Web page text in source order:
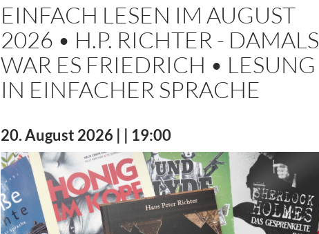
EINFACH LESEN IM AUGUST
2026 • H.P. RICHTER - DAMALS
WAR ES FRIEDRICH • LESUNG
IN EINFACHER SPRACHE
20. August 2026 | | 19:00